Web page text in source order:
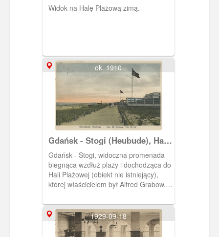
Widok na Halę Plażową zimą.
ok. 1910
Gdańsk - Stogi (Heubude), Hala
Plażowa (Strandhalle)
Gdańsk - Stogi, widoczna promenada
biegnąca wzdłuż plaży i dochodząca do
Hali Plażowej (obiekt nie istniejący),
której właścicielem był Alfred Grabow.
do właściciela. Pocztówka w obiegu od
24 VIII 1928 r.1929-09-18